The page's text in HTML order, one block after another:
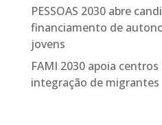
PESSOAS 2030 abre
financiamento de
jovens
FAMI 2030 apoia
integração de migrantes